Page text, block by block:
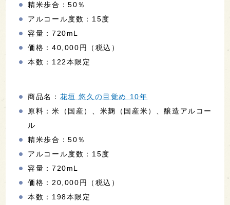
精米歩合：50％
アルコール度数：15度
容量：720mL
価格：40,000円（税込）
本数：122本限定
商品名： 花垣 悠久の目覚め 10年
原料：米（国産）、米麹（国産米）、醸造アルコー
ル
精米歩合：50％
アルコール度数：15度
容量：720mL
価格：20,000円（税込）
本数：198本限定